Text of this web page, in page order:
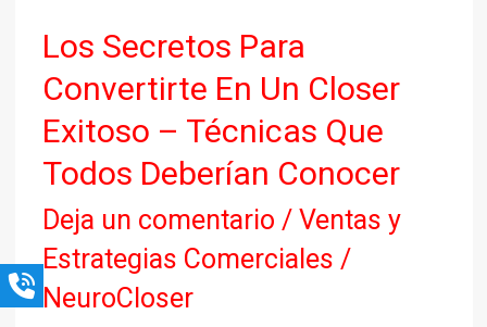
Los Secretos Para
Convertirte En Un Closer
Exitoso – Técnicas Que
Todos Deberían Conocer
Deja un comentario / Ventas y
Estrategias Comerciales /
NeuroCloser
Los
Secretos
Para
Convertirte
En
Un
Closer
Exitoso
–
Técnicas
Que